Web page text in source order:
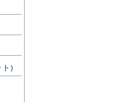
ト)